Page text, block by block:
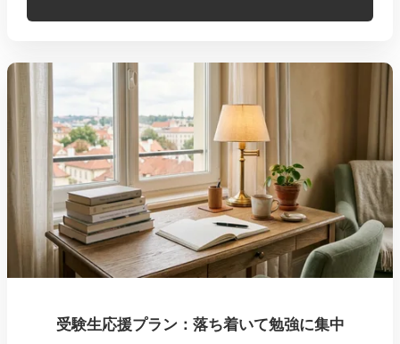
受験生応援プラン：落ち着いて勉強に集中